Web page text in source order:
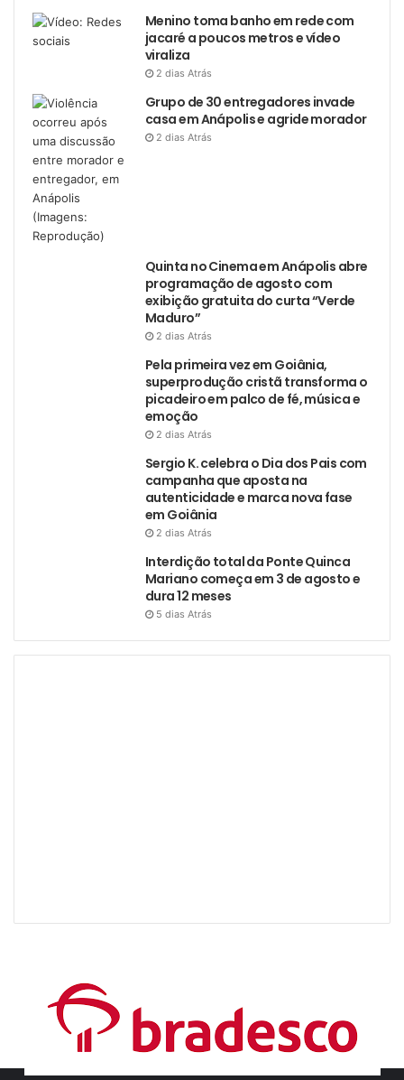
Menino toma banho em rede com
jacaré a poucos metros e vídeo
viraliza
2 dias Atrás
Grupo de 30 entregadores invade
casa em Anápolis e agride morador
2 dias Atrás
Quinta no Cinema em Anápolis abre
programação de agosto com
exibição gratuita do curta “Verde
Maduro”
2 dias Atrás
Pela primeira vez em Goiânia,
superprodução cristã transforma o
picadeiro em palco de fé, música e
emoção
2 dias Atrás
Sergio K. celebra o Dia dos Pais com
campanha que aposta na
autenticidade e marca nova fase
em Goiânia
2 dias Atrás
Interdição total da Ponte Quinca
Mariano começa em 3 de agosto e
dura 12 meses
5 dias Atrás